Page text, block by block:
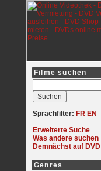
Filme suchen
Sprachfilter: FR EN
Erweiterte Suche
Was andere suchen
Demnächst auf DVD
Genres